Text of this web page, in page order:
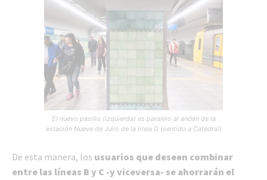
El nuevo pasillo (izquierda) es paralelo al andén de la
estación Nueve de Julio de la línea D (sentido a Catedral)
De esta manera, los usuarios que deseen combinar
entre las líneas B y C -y viceversa- se ahorrarán el